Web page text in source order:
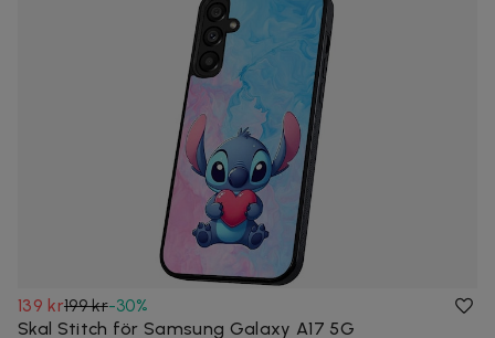
139 kr199 kr-30%
Skal Stitch för Samsung Galaxy A17 5G